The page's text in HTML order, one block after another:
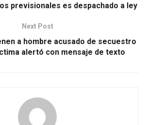
previsionales es despachado a ley
Next Post
a hombre acusado de secuestro
alertó con mensaje de texto